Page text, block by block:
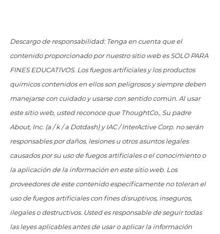
Descargo de responsabilidad: Tenga en cuenta que el
contenido proporcionado por nuestro sitio web es SOLO PARA
FINES EDUCATIVOS. Los fuegos artificiales y los productos
químicos contenidos en ellos son peligrosos y siempre deben
manejarse con cuidado y usarse con sentido común. Al usar
este sitio web, usted reconoce que ThoughtCo., Su padre
About, Inc. (a / k / a Dotdash) y IAC / InterActive Corp. no serán
responsables por daños, lesiones u otros asuntos legales
causados ​​por su uso de fuegos artificiales o el conocimiento o
la aplicación de la información en este sitio web. Los
proveedores de este contenido específicamente no toleran el
uso de fuegos artificiales con fines disruptivos, inseguros,
ilegales o destructivos. Usted es responsable de seguir todas
las leyes aplicables antes de usar o aplicar la información